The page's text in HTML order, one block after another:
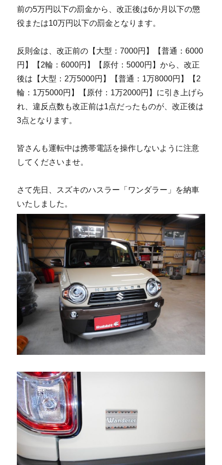
前の5万円以下の罰金から、改正後は6か月以下の懲
役または10万円以下の罰金となります。
反則金は、改正前の【大型：7000円】【普通：6000
円】【2輪：6000円】【原付：5000円】から、改正
後は【大型：2万5000円】【普通：1万8000円】【2
輪：1万5000円】【原付：1万2000円】に引き上げら
れ、違反点数も改正前は1点だったものが、改正後は
3点となります。
皆さんも運転中は携帯電話を操作しないように注意
してくださいませ。
さて先日、スズキのハスラー「ワンダラー」を納車
いたしました。